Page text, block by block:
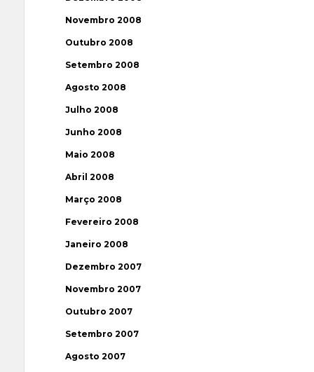
Novembro 2008
Outubro 2008
Setembro 2008
Agosto 2008
Julho 2008
Junho 2008
Maio 2008
Abril 2008
Março 2008
Fevereiro 2008
Janeiro 2008
Dezembro 2007
Novembro 2007
Outubro 2007
Setembro 2007
Agosto 2007